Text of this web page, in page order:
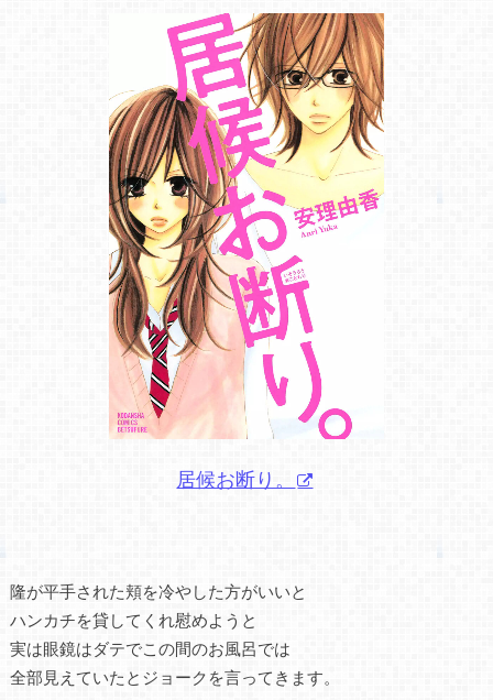
居候お断り。
隆が平手された頬を冷やした方がいいと
ハンカチを貸してくれ慰めようと
実は眼鏡はダテでこの間のお風呂では
全部見えていたとジョークを言ってきます。